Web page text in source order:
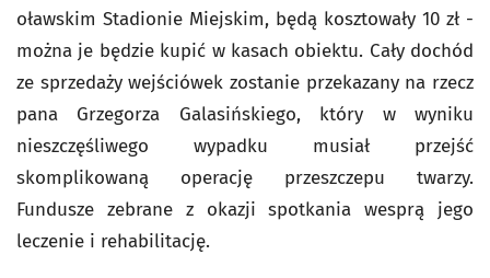
oławskim Stadionie Miejskim, będą kosztowały 10 zł -
można je będzie kupić w kasach obiektu. Cały dochód
ze sprzedaży wejściówek zostanie przekazany na rzecz
pana Grzegorza Galasińskiego, który w wyniku
nieszczęśliwego wypadku musiał przejść
skomplikowaną operację przeszczepu twarzy.
Fundusze zebrane z okazji spotkania wesprą jego
leczenie i rehabilitację.